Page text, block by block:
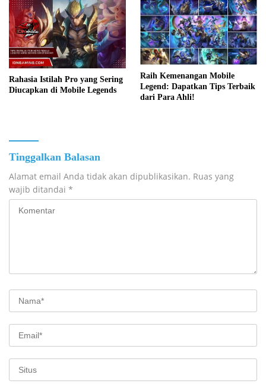
Rahasia Istilah Pro yang Sering
Diucapkan di Mobile Legends
Raih Kemenangan Mobile
Legend: Dapatkan Tips Terbaik
dari Para Ahli!
Tinggalkan Balasan
Alamat email Anda tidak akan dipublikasikan. Ruas yang
wajib ditandai *